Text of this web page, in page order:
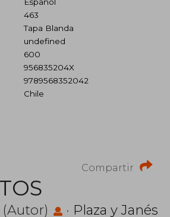
463
Tapa Blanda
undefined
600
956835204X
9789568352042
Chile
Compartir
(Autor) · Plaza y Janés